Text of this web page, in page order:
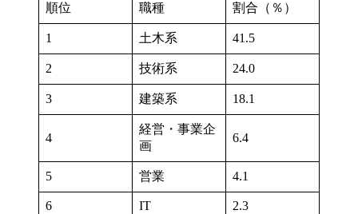
順位 職種 割合（％）
1 土木系 41.5
2 技術系 24.0
3 建築系 18.1
4
経営・事業企
画
6.4
5 営業 4.1
6 IT 2.3